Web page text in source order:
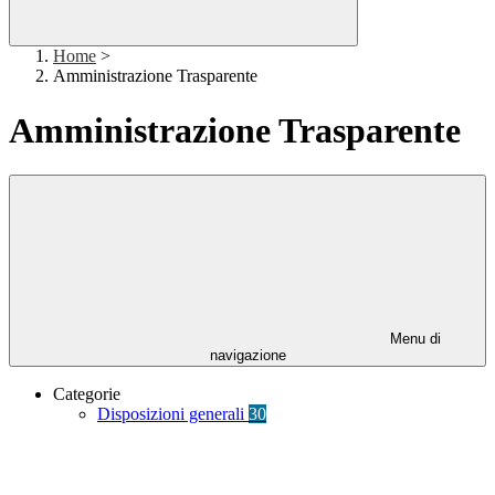
Home >
Amministrazione Trasparente
Amministrazione Trasparente
Menu di
navigazione
Categorie
Disposizioni generali 30